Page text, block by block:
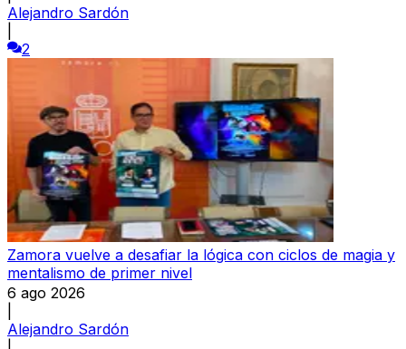
Alejandro Sardón
2
Zamora vuelve a desafiar la lógica con ciclos de magia y
mentalismo de primer nivel
6 ago 2026
Alejandro Sardón